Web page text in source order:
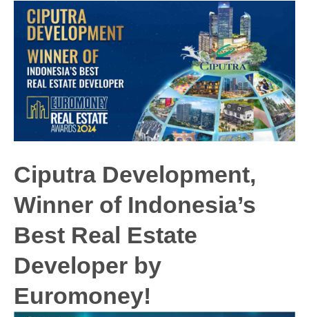
Ciputra Development,
Winner of Indonesia’s
Best Real Estate
Developer by
Euromoney!